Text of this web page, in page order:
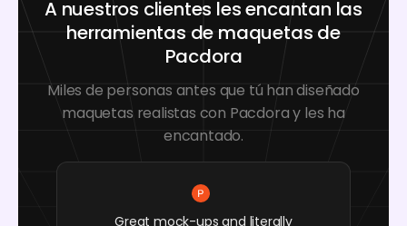
A nuestros clientes les encantan las
herramientas de maquetas de
Pacdora
Miles de personas antes que tú han diseñado
maquetas realistas con Pacdora y les ha
encantado.
Great mock-ups and literally